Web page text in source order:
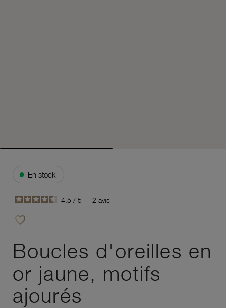
● En stock
4.5 / 5 - 2 avis
favorite_border
Boucles d'oreilles en
or jaune, motifs
ajourés